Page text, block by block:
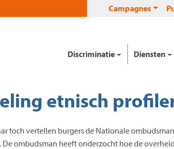
Campagnes
Discriminatie Diensten
etnisch
toch vertellen burgers de Nationale
ombudsman heeft onderzocht hoe de